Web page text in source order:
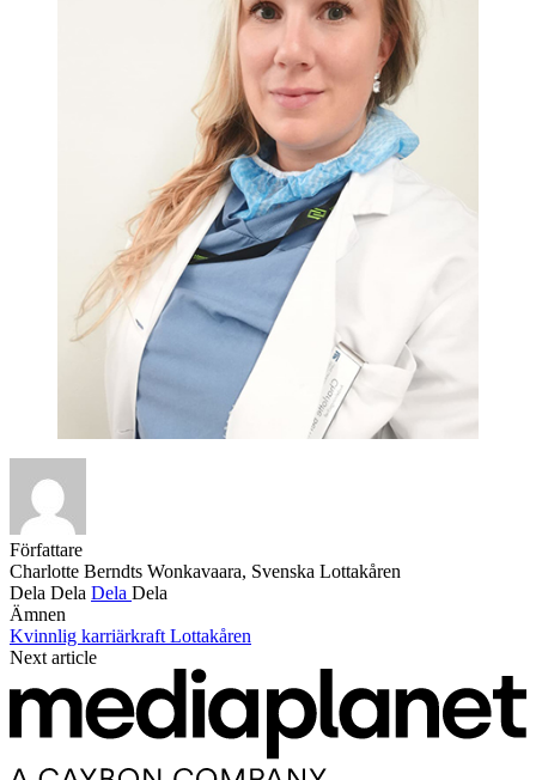
Författare
Charlotte Berndts Wonkavaara, Svenska Lottakåren
Dela Dela Dela Dela
Ämnen
Kvinnlig karriärkraft Lottakåren
Next article